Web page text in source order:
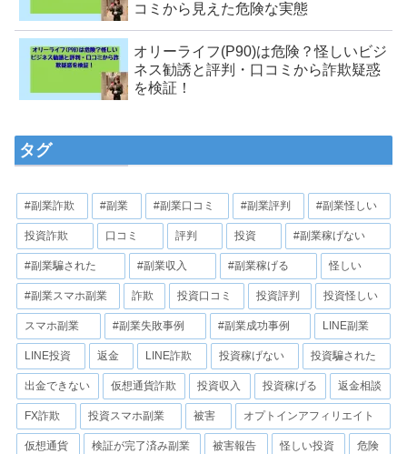
コミから見えた危険な実態
オリーライフ(P90)は危険？怪しいビジ
ネス勧誘と評判・口コミから詐欺疑惑
を検証！
タグ
#副業詐欺 #副業 #副業口コミ #副業評判 #副業怪しい
投資詐欺 口コミ 評判 投資 #副業稼げない
#副業騙された #副業収入 #副業稼げる 怪しい
#副業スマホ副業 詐欺 投資口コミ 投資評判 投資怪しい
スマホ副業 #副業失敗事例 #副業成功事例 LINE副業
LINE投資 返金 LINE詐欺 投資稼げない 投資騙された
出金できない 仮想通貨詐欺 投資収入 投資稼げる 返金相談
FX詐欺 投資スマホ副業 被害 オプトインアフィリエイト
仮想通貨 検証が完了済み副業 被害報告 怪しい投資 危険